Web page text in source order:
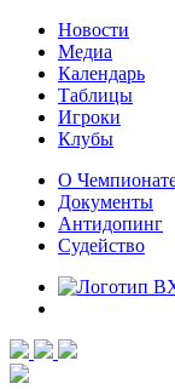
Новости
Медиа
Календарь
Таблицы
Игроки
Клубы
О
Документы
Антидопинг
Судейство